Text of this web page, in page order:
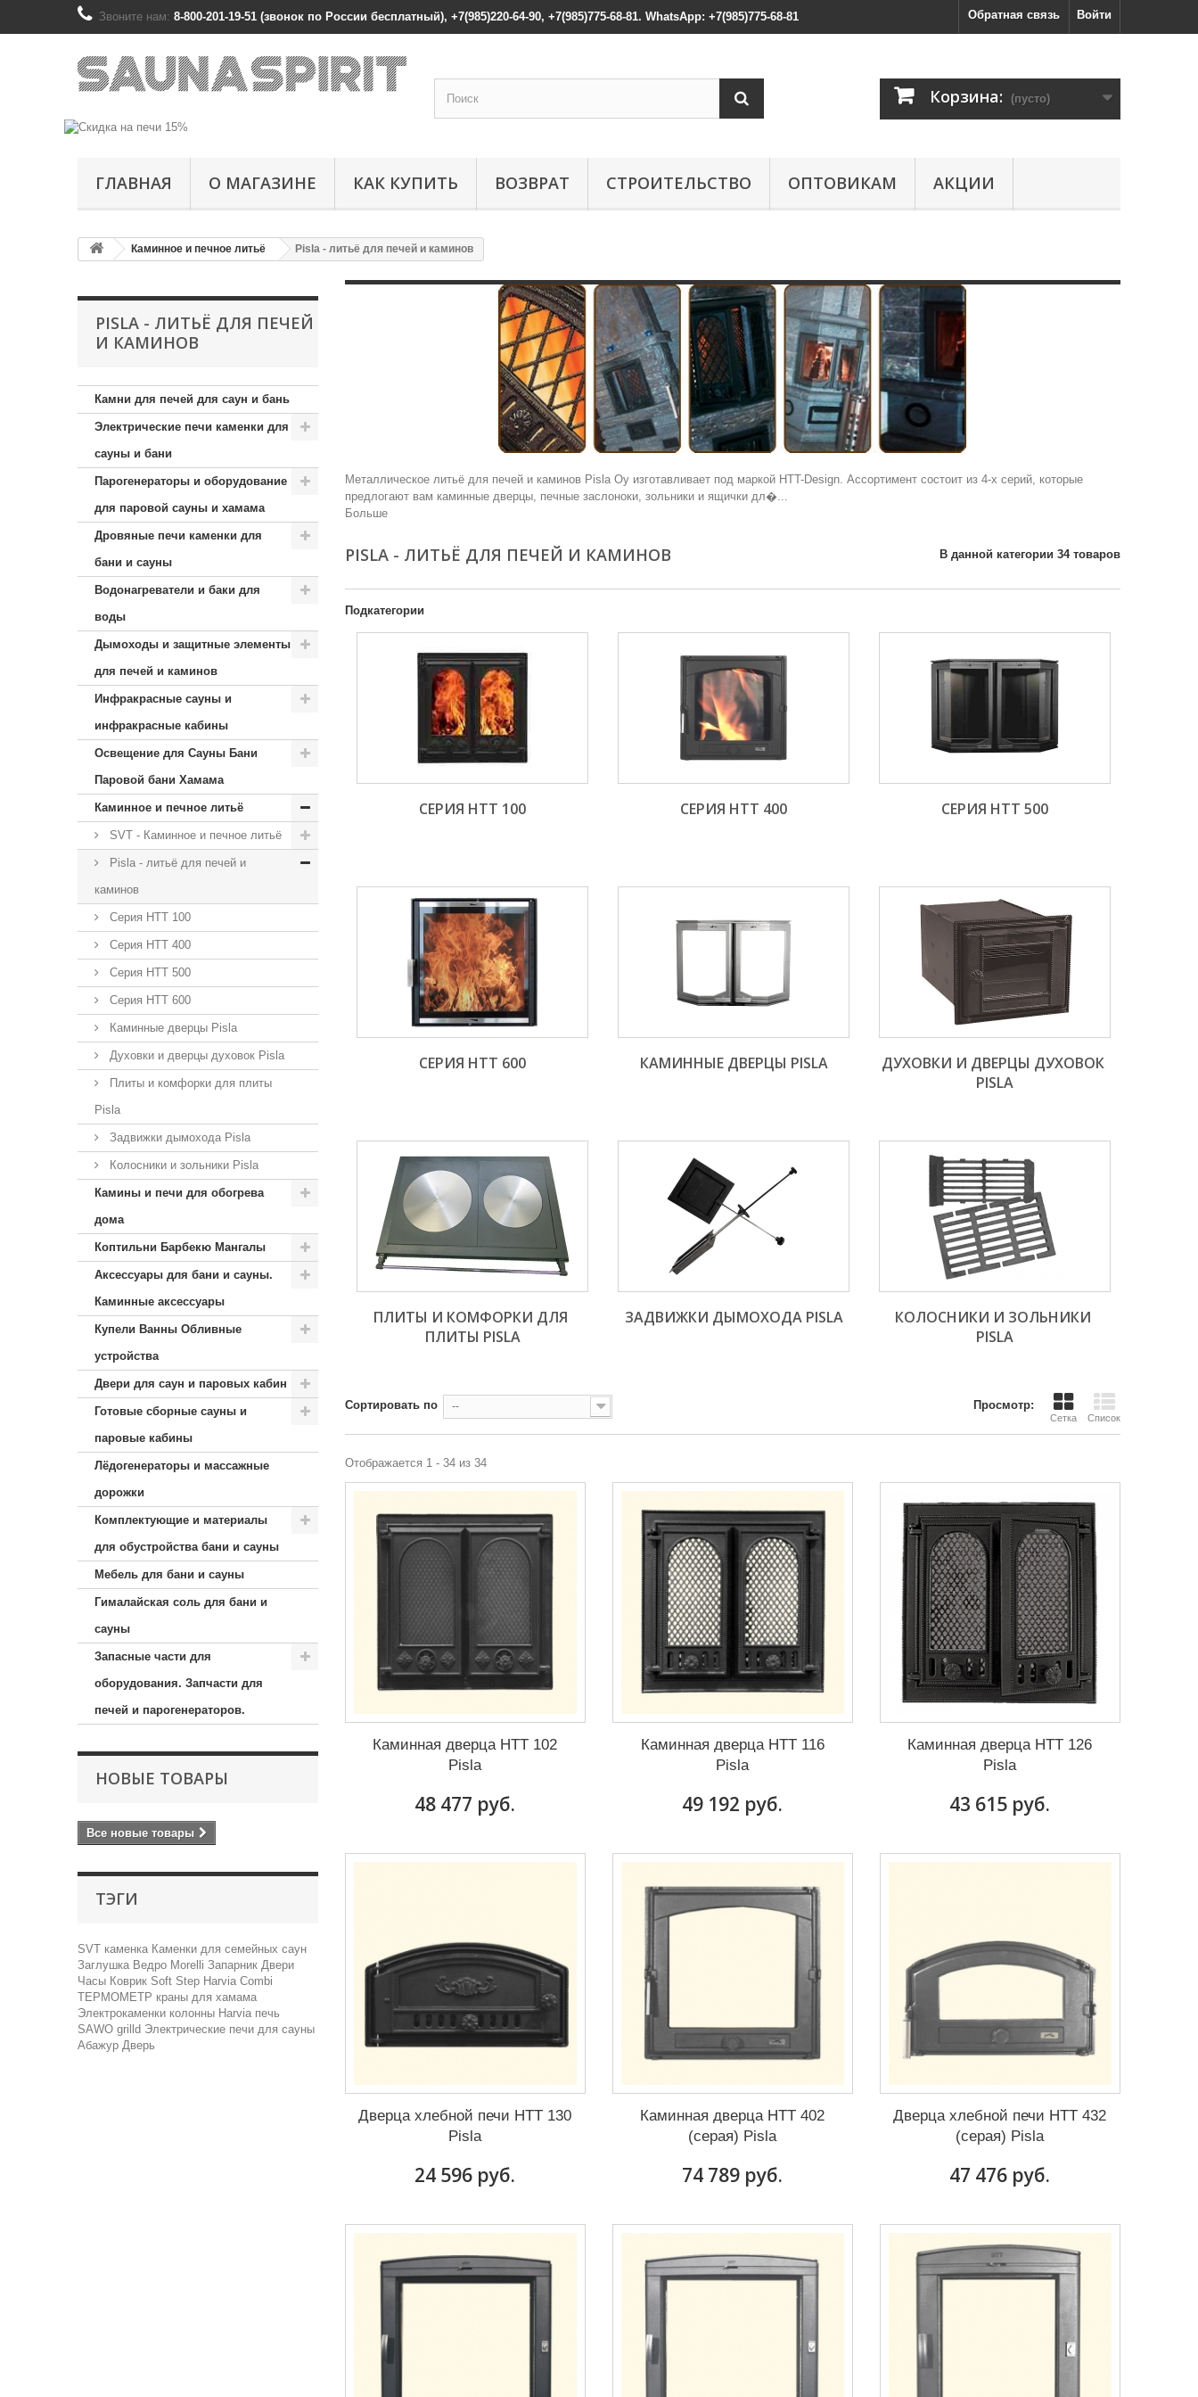
Войти
Обратная связь
Звоните нам: 8-800-201-19-51 (звонок по России бесплатный), +7(985)220-64-90, +7(985)775-68-81. WhatsApp: +7(985)775-68-81
Корзина: (пусто)
ГЛАВНАЯ О МАГАЗИНЕ КАК КУПИТЬ ВОЗВРАТ СТРОИТЕЛЬСТВО ОПТОВИКАМ АКЦИИ
Каминное и печное литьё Pisla - литьё для печей и каминов
PISLA - ЛИТЬЁ ДЛЯ ПЕЧЕЙ
И КАМИНОВ
Камни для печей для саун и бань
Электрические печи каменки для
сауны и бани
Парогенераторы и оборудование
для паровой сауны и хамама
Дровяные печи каменки для
бани и сауны
Водонагреватели и баки для
воды
Дымоходы и защитные элементы
для печей и каминов
Инфракрасные сауны и
инфракрасные кабины
Освещение для Сауны Бани
Паровой бани Хамама
Каминное и печное литьё
SVT - Каминное и печное литьё
Pisla - литьё для печей и
каминов
Серия НТТ 100
Серия НТТ 400
Серия НТТ 500
Серия НТТ 600
Каминные дверцы Pisla
Духовки и дверцы духовок Pisla
Плиты и комфорки для плиты
Pisla
Задвижки дымохода Pisla
Колосники и зольники Pisla
Камины и печи для обогрева
дома
Коптильни Барбекю Мангалы
Аксессуары для бани и сауны.
Каминные аксессуары
Купели Ванны Обливные
устройства
Двери для саун и паровых кабин
Готовые сборные сауны и
паровые кабины
Лёдогенераторы и массажные
дорожки
Комплектующие и материалы
для обустройства бани и сауны
Мебель для бани и сауны
Гималайская соль для бани и
сауны
Запасные части для
оборудования. Запчасти для
печей и парогенераторов.
НОВЫЕ ТОВАРЫ
Все новые товары
ТЭГИ
SVT каменка Каменки для семейных саун
Заглушка Ведро Morelli Запарник Двери
Часы Коврик Soft Step Harvia Combi
ТЕРМОМЕТР краны для хамама
Электрокаменки колонны Harvia печь
SAWO grilld Электрические печи для сауны
Абажур Дверь
Металлическое литьё для печей и каминов Pisla Oy изготавливает под маркой HTT-Design. Ассортимент состоит из 4-х серий, которые
предлогают вам каминные дверцы, печные заслоноки, зольники и ящички дл�...
Больше
PISLA - ЛИТЬЁ ДЛЯ ПЕЧЕЙ И КАМИНОВ В данной категории 34 товаров
Подкатегории
СЕРИЯ НТТ 100 СЕРИЯ НТТ 400 СЕРИЯ НТТ 500
СЕРИЯ НТТ 600 КАМИННЫЕ ДВЕРЦЫ PISLA
ДУХОВКИ И ДВЕРЦЫ ДУХОВОК
PISLA
ПЛИТЫ И КОМФОРКИ ДЛЯ
ПЛИТЫ PISLA
ЗАДВИЖКИ ДЫМОХОДА PISLA
КОЛОСНИКИ И ЗОЛЬНИКИ
PISLA
Просмотр:
Сетка Список
Сортировать по --
Отображается 1 - 34 из 34
Каминная дверца HTT 102
Pisla
48 477 руб.
Каминная дверца HTT 116
Pisla
49 192 руб.
Каминная дверца HTT 126
Pisla
43 615 руб.
Дверца хлебной печи HTT 130
Pisla
24 596 руб.
Каминная дверца HTT 402
(серая) Pisla
74 789 руб.
Дверца хлебной печи HTT 432
(серая) Pisla
47 476 руб.